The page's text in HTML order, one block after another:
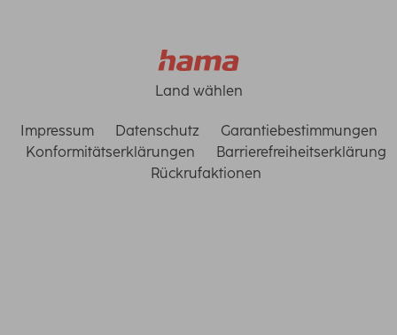
Land wählen
Impressum Datenschutz
Garantiebestimmungen
Konformitätserklärungen
Barrierefreiheitserklärung
Rückrufaktionen